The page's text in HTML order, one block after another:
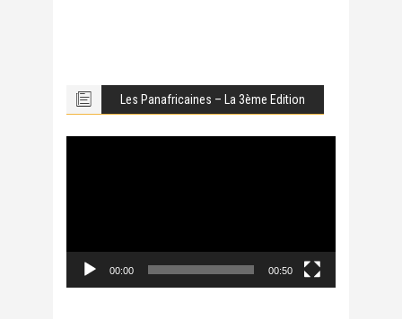
Les Panafricaines – La 3ème Edition
00:00 00:50